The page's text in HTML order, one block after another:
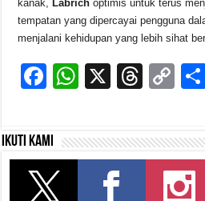
kanak,Labrich optimis untuk terus
tempatan yang dipercayai pengguna
menjalani kehidupan yang lebih sihat
F
c
e
b
W
s
X
T
a
C
y
Li
Ikuti kami